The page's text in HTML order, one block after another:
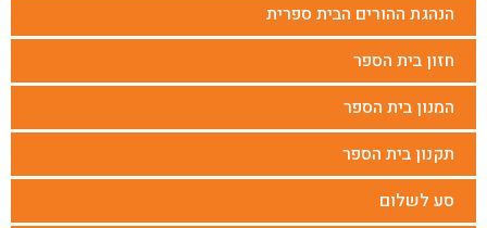
הנהגת ההורים הבית ספרית
חזון בית הספר
המנון בית הספר
תקנון בית הספר
סע לשלום